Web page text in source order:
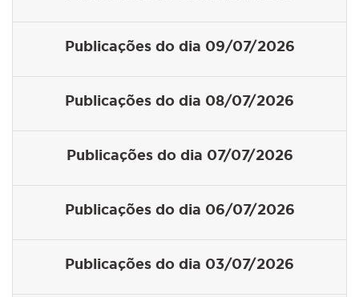
Publicações do dia 09/07/2026
Publicações do dia 08/07/2026
Publicações do dia 07/07/2026
Publicações do dia 06/07/2026
Publicações do dia 03/07/2026